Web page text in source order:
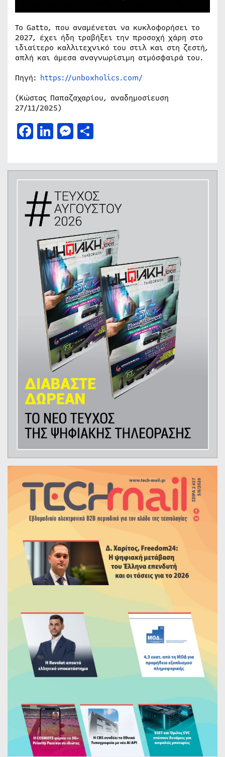
Το Gatto, που αναμένεται να κυκλοφορήσει το
2027, έχει ήδη τραβήξει την προσοχή χάρη στο
ιδιαίτερο καλλιτεχνικό του στιλ και στη ζεστή,
απλή και άμεσα αναγνωρίσιμη ατμόσφαιρά του.
Πηγή: https://unboxholics.com/
(Κώστας Παπαζαχαρίου, αναδημοσίευση
27/11/2025)
Facebook
LinkedIn
Messenger